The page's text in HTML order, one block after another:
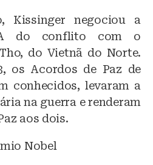
Kissinger negociou a
do conflito com o
do Vietnã do Norte.
os Acordos de Paz de
conhecidos, levaram a
na guerra e renderam
aos dois.
Nobel